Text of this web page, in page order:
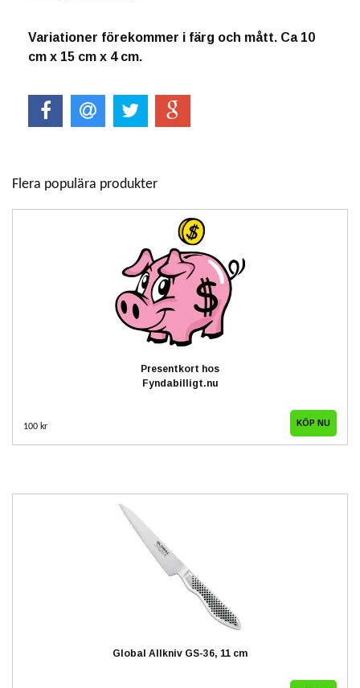
Variationer förekommer i färg och mått. Ca 10
cm x 15 cm x 4 cm.
Flera populära produkter
Presentkort hos
Fyndabilligt.nu
100 kr KÖP NU
Global Allkniv GS-36, 11 cm